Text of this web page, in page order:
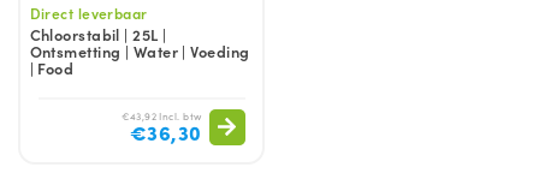
Direct leverbaar
Chloorstabil | 25L |
Ontsmetting | Water | Voeding
| Food
€43,92 Incl. btw
€36,30